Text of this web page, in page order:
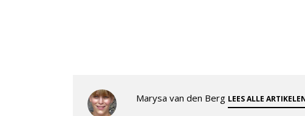
Marysa van den Berg LEES ALLE